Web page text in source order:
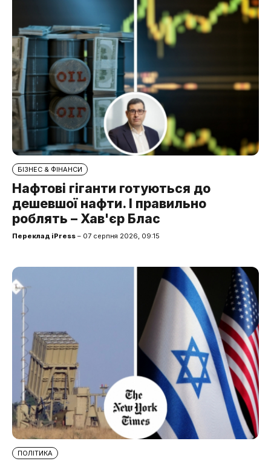
БІЗНЕС & ФІНАНСИ
Нафтові гіганти готуються до
дешевшої нафти. І правильно
роблять – Хав'єр Блас
Переклад iPress – 07 серпня 2026, 09:15
ПОЛІТИКА